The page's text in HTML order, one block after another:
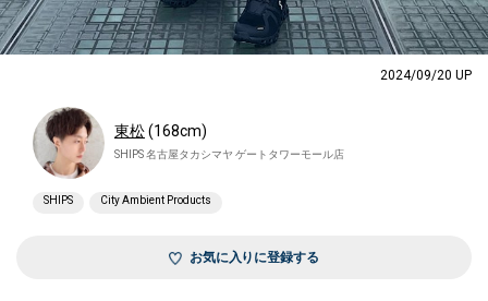
2024/09/20 UP
東松(168cm)
SHIPS 名古屋タカシマヤ ゲートタワーモール店
SHIPS City Ambient Products
お気に入りに登録する